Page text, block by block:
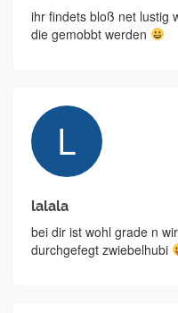
ihr findets bloß net lustig
die gemobbt werden
lalala
bei dir ist wohl grade n
durchgefegt zwiebelhubi